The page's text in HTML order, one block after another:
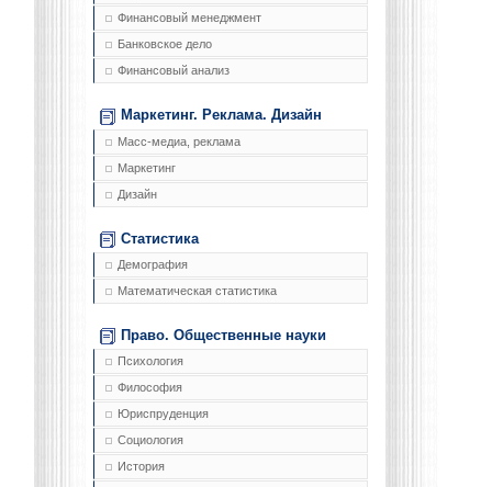
Финансовый менеджмент
Банковское дело
Финансовый анализ
Маркетинг. Реклама. Дизайн
Масс-медиа, реклама
Маркетинг
Дизайн
Статистика
Демография
Математическая статистика
Право. Общественные науки
Психология
Философия
Юриспруденция
Социология
История